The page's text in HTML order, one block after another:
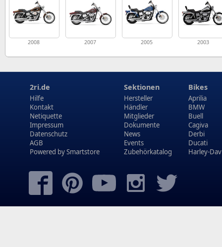
2008 2007 2005 2003
2ri.de
Hilfe
Kontakt
Netiquette
Impressum
Datenschutz
AGB
Powered bySmartstore
Sektionen
Hersteller
Händler
Mitglieder
Dokumente
News
Events
Zubehörkatalog
Bikes
Aprilia
BMW
Buell
Cagiva
Derbi
Ducati
Harley-